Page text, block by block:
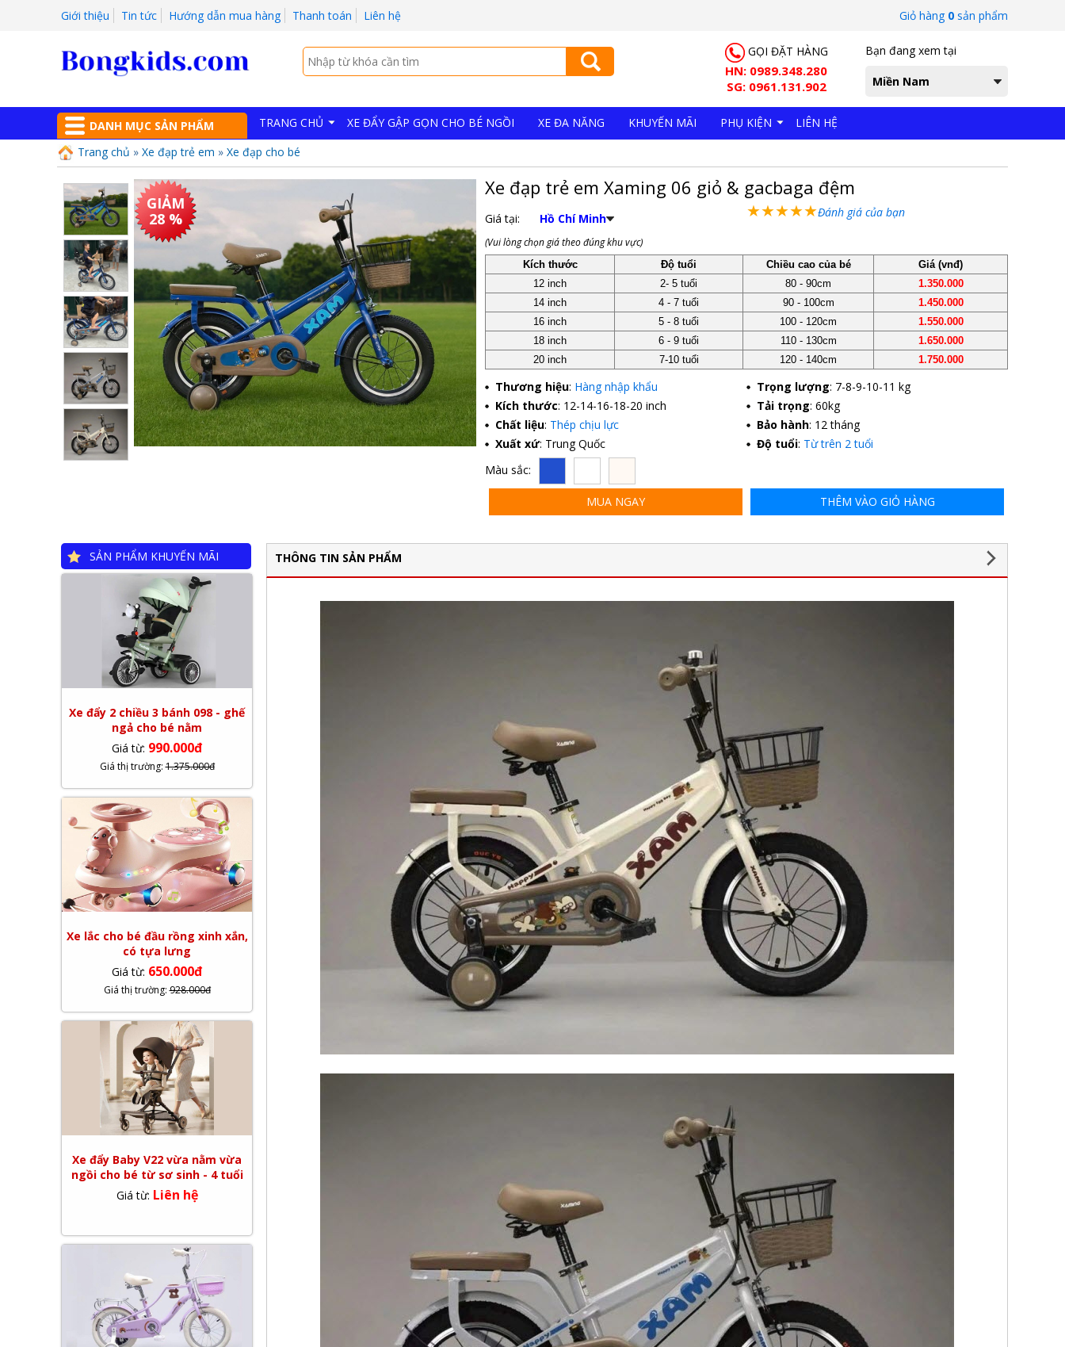
Giỏ hàng 0 sản phẩm
Giới thiệu Tin tức Hướng dẫn mua hàng Thanh toán Liên hệ
GỌI ĐẶT HÀNG
HN: 0989.348.280
SG: 0961.131.902
Bạn đang xem tại
Miền Nam
DANH MỤC SẢN PHẨM TRANG CHỦ XE ĐẨY GẬP GỌN CHO BÉ NGỒI XE ĐA NĂNG KHUYẾN MÃI PHỤ KIỆN
LIÊN HỆ
Trang chủ » Xe đạp trẻ em » Xe đạp cho bé
GIẢM
28 %
Xe đạp trẻ em Xaming 06 giỏ & gacbaga đệm
Giá tại: Hồ Chí Minh ★★★★★Đánh giá của bạn
(Vui lòng chọn giá theo đúng khu vực)
Kích thước Độ tuổi Chiều cao của bé
Giá (vnđ)
12 inch
2- 5 tuổi 80 - 90cm
1.350.000
14 inch
4 - 7 tuổi 90 - 100cm
1.450.000
16 inch
5 - 8 tuổi 100 - 120cm
1.550.000
18 inch
6 - 9 tuổi 110 - 130cm
1.650.000
20 inch
7-10 tuổi 120 - 140cm 1.750.000
Thương hiệu: Hàng nhập khẩu Trọng lượng: 7-8-9-10-11 kg
Kích thước: 12-14-16-18-20 inch Tải trọng: 60kg
Chất liệu: Thép chịu lực Bảo hành: 12 tháng
Xuất xứ: Trung Quốc Độ tuổi: Từ trên 2 tuổi
Màu sắc:
MUA NGAY THÊM VÀO GIỎ HÀNG
SẢN PHẨM KHUYẾN MÃI
Xe đẩy 2 chiều 3 bánh 098 - ghế
ngả cho bé nằm
Giá từ: 990.000đ
Giá thị trường:1.375.000đ
Xe lắc cho bé đầu rồng xinh xắn,
có tựa lưng
Giá từ: 650.000đ
Giá thị trường:928.000đ
Xe đẩy Baby V22 vừa nằm vừa
ngồi cho bé từ sơ sinh - 4 tuổi
Giá từ: Liên hệ
THÔNG TIN SẢN PHẨM